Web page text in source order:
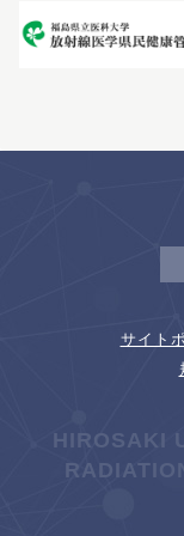
サイト
HIROSAKI